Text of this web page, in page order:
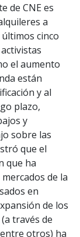
de CNE es
a
cinco
el aumento
están
y al
plazo,
y
sobre las
que el
que ha
de la
en
de los
través de
otros) ha